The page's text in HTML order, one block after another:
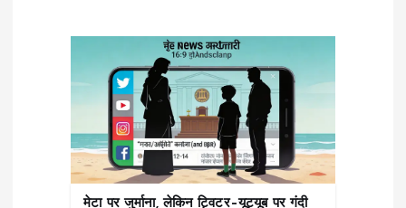
मेटा पर जुर्माना, लेकिन ट्विटर–यूट्यूब पर गंदी